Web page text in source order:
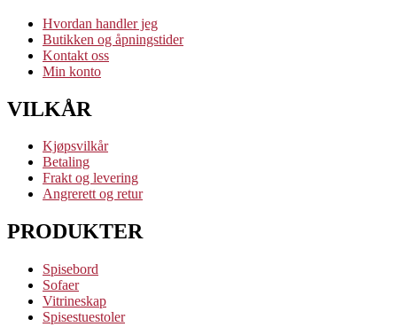
Hvordan handler jeg
Butikken og åpningstider
Kontakt oss
Min konto
VILKÅR
Kjøpsvilkår
Betaling
Frakt og levering
Angrerett og retur
PRODUKTER
Spisebord
Sofaer
Vitrineskap
Spisestuestoler